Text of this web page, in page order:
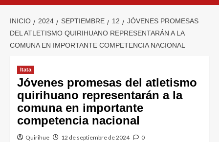
INICIO 2024 SEPTIEMBRE 12
JÓVENES PROMESAS
DEL ATLETISMO QUIRIHUANO REPRESENTARÁN A LA
COMUNA EN IMPORTANTE COMPETENCIA NACIONAL
Itata
Jóvenes promesas del atletismo
quirihuano representarán a la
comuna en importante
competencia nacional
Quirihue 12 de septiembre de 2024 0